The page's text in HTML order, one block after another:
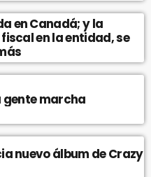
en Canadá; y la
en la entidad, se
gente marcha
nuevo álbum de Crazy